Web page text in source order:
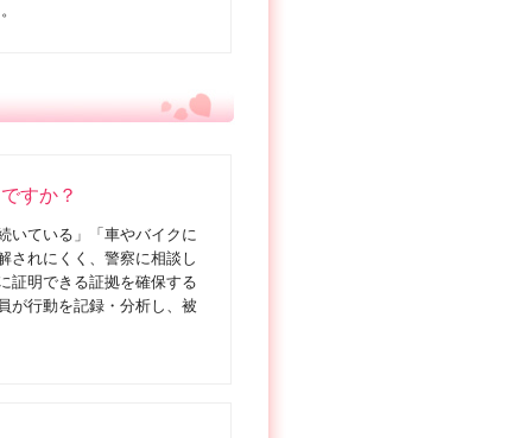
すか？
いている」「車やバイクに
されにくく、警察に相談し
証明できる証拠を確保する
が行動を記録・分析し、被